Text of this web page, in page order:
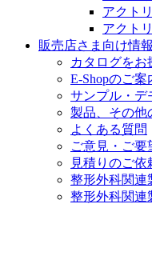
アクト
アクト
販売店さま向け情報
カタログをお
E-Shopのご案
サンプル・デ
製品、その他
よくある質問
ご意見・ご要
見積りのご依
整形外科関連
整形外科関連